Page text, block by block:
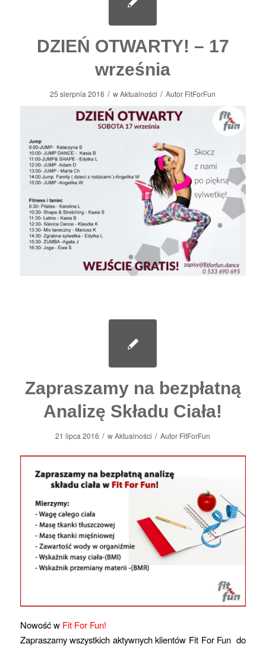
DZIEŃ OTWARTY! – 17
września
25 sierpnia 2016 / wAktualności / Autor FitForFun
Zapraszamy na bezpłatną
Analizę Składu Ciała!
21 lipca 2016 / wAktualności / Autor FitForFun
Nowość wFit For Fun!
Zapraszamy wszystkich aktywnych klientów Fit For Fun do